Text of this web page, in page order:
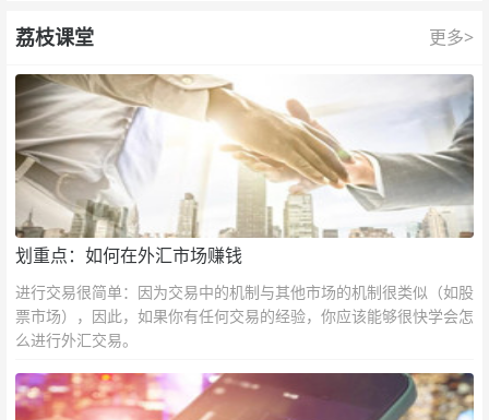
荔枝课堂 更多>
划重点：如何在外汇市场赚钱
进行交易很简单：因为交易中的机制与其他市场的机制很类似（如股
票市场），因此，如果你有任何交易的经验，你应该能够很快学会怎
么进行外汇交易。